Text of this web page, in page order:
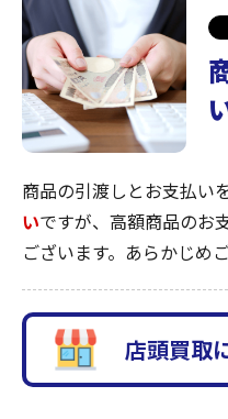
商品の引渡しとお支払い
いですが、高額商品のお
ございます。あらかじめ
店頭買取